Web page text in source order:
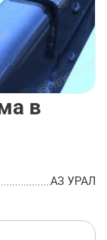
в
АЗ УРАЛ